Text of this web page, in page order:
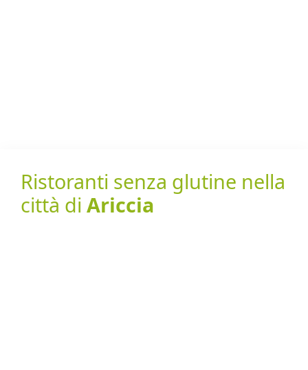
Ristoranti senza glutine nella
città di Ariccia